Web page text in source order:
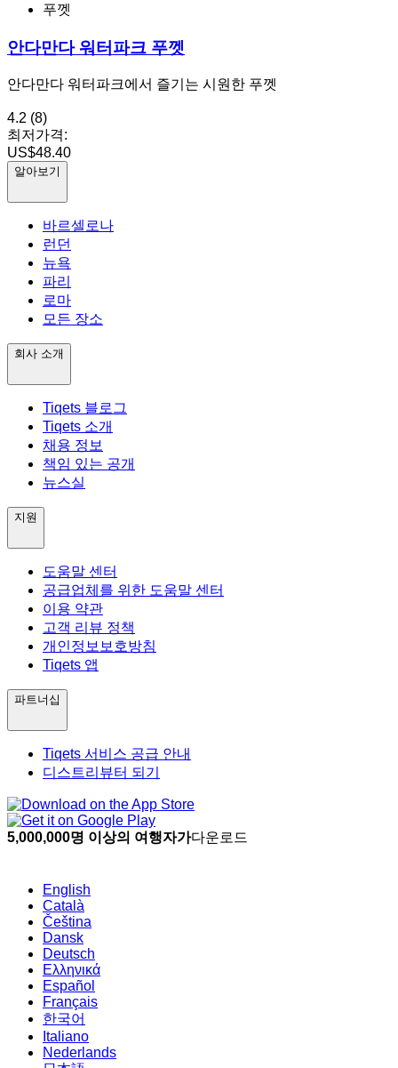
푸껫
안다만다 워터파크 푸껫
안다만다 워터파크에서 즐기는 시원한 푸껫
4.2 (8)
최저가격:
US$48.40
알아보기
바르셀로나
런던
뉴욕
파리
로마
모든 장소
회사 소개
Tiqets 블로그
Tiqets 소개
채용 정보
책임 있는 공개
뉴스실
지원
도움말 센터
공급업체를 위한 도움말 센터
이용 약관
고객 리뷰 정책
개인정보보호방침
Tiqets 앱
파트너십
Tiqets 서비스 공급 안내
디스트리뷰터 되기
5,000,000명 이상의 여행자가다운로드
English
Català
Čeština
Dansk
Deutsch
Ελληνικά
Español
Français
한국어
Italiano
Nederlands